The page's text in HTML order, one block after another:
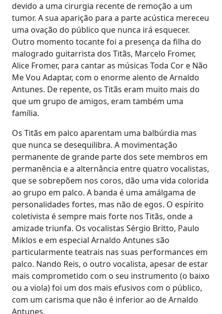
devido a uma cirurgia recente de remoção a um
tumor. A sua aparição para a parte acústica mereceu
uma ovação do público que nunca irá esquecer.
Outro momento tocante foi a presença da filha do
malogrado guitarrista dos Titãs, Marcelo Fromer,
Alice Fromer, para cantar as músicas Toda Cor e Não
Me Vou Adaptar, com o enorme alento de Arnaldo
Antunes. De repente, os Titãs eram muito mais do
que um grupo de amigos, eram também uma
família.
Os Titãs em palco aparentam uma balbúrdia mas
que nunca se desequilibra. A movimentação
permanente de grande parte dos sete membros em
permanência e a alternância entre quatro vocalistas,
que se sobrepõem nos coros, dão uma vida colorida
ao grupo em palco. A banda é uma amálgama de
personalidades fortes, mas não de egos. O espírito
coletivista é sempre mais forte nos Titãs, onde a
amizade triunfa. Os vocalistas Sérgio Britto, Paulo
Miklos e em especial Arnaldo Antunes são
particularmente teatrais nas suas performances em
palco. Nando Reis, o outro vocalista, apesar de estar
mais comprometido com o seu instrumento (o baixo
ou a viola) foi um dos mais efusivos com o público,
com um carisma que não é inferior ao de Arnaldo
Antunes.